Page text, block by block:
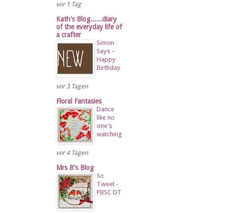
vor 1 Tag
Kath's Blog......diary
of the everyday life of
a crafter
Simon
Says -
Happy
Birthday
vor 3 Tagen
Floral Fantasies
Dance
like no
one's
watching
vor 4 Tagen
Mrs B's Blog
So
Tweet -
PBSC DT